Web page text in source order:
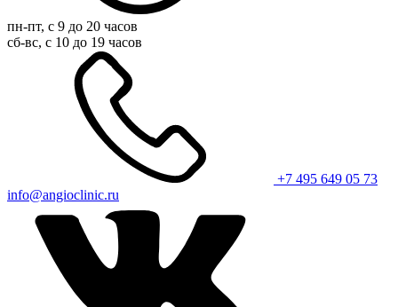
пн-пт, с 9 до 20 часов
сб-вс, с 10 до 19 часов
+7 495 649 05 73
info@angioclinic.ru